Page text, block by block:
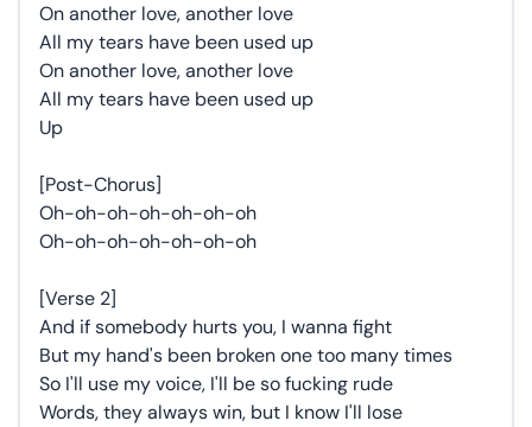
On another love, another love
All my tears have been used up
On another love, another love
All my tears have been used up
Up
[Post-Chorus]
Oh-oh-oh-oh-oh-oh-oh
Oh-oh-oh-oh-oh-oh-oh
[Verse 2]
And if somebody hurts you, I wanna fight
But my hand's been broken one too many times
So I'll use my voice, I'll be so fucking rude
Words, they always win, but I know I'll lose